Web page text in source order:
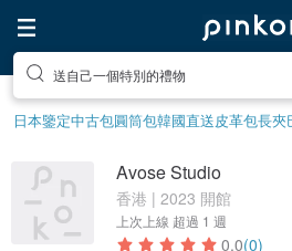
送自己一個特別的禮物
日本鑒定中古包圓筒包韓國直送皮革包長夾
Avose Studio
香港 | 2023 開館
上次上線 超過 1 週
0.0(0)